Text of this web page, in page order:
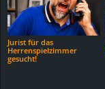
Jurist für das
Herrenspielzimmer
gesucht!